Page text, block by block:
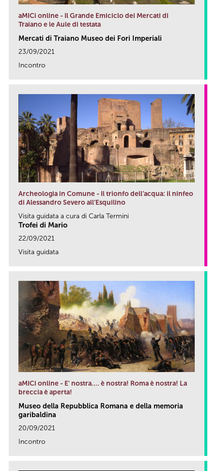
aMICi online - Il Grande Emiciclo dei Mercati di
Traiano e le Aule di testata
Mercati di Traiano Museo dei Fori Imperiali
23/09/2021
Incontro
Archeologia in Comune - Il trionfo dell’acqua: il ninfeo
di Alessandro Severo all’Esquilino
Visita guidata a cura di Carla Termini
Trofei di Mario
22/09/2021
Visita guidata
aMICi online - E' nostra.... è nostra! Roma è nostra! La
breccia è aperta!
Museo della Repubblica Romana e della memoria
garibaldina
20/09/2021
Incontro